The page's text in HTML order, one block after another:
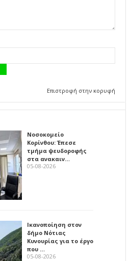
Επιστροφή στην κορυφή
Νοσοκομείο
Κορίνθου: Έπεσε
τμήμα ψευδοροφής
στα ανακαιν…
05-08-2026
Ικανοποίηση στον
δήμο Νότιας
Κυνουρίας για το έργο
που …
05-08-2026